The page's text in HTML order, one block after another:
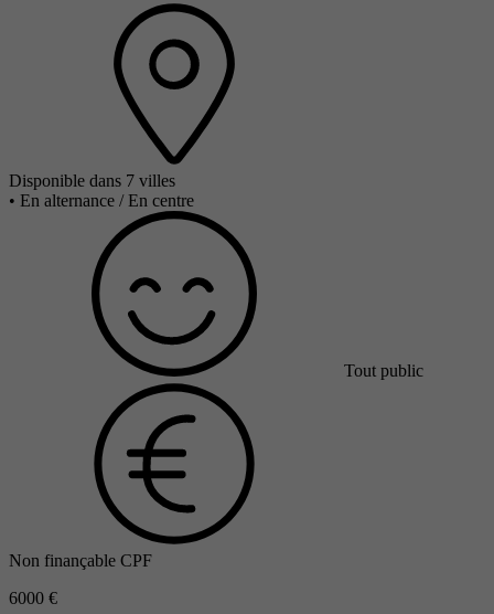
Disponible dans 7 villes
• En alternance / En centre
Tout public
Non finançable CPF
6000 €